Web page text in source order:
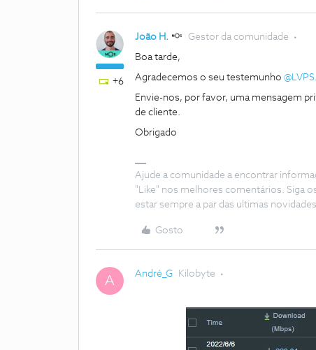
+6
João H. Gestor da comunidade
Boa tarde,
Agradecemos o seu testemunho @LVPS
Envie-nos, por favor, uma mensagem
de cliente.
Obrigado
Ajude a comunidade a encontrar
"Like" nos melhores comentários. Siga
estar sempre a par das ultimas
Gosto
A André_G Kilobyte